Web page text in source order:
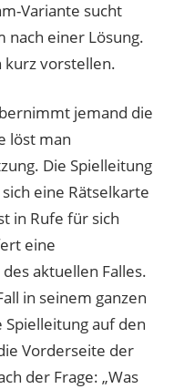
Variante sucht
nach einer Lösung.
kurz vorstellen.
jemand die
löst man
Die Spielleitung
eine Rätselkarte
in Rufe für sich
eine
aktuellen Falles.
in seinem ganzen
auf den
Vorderseite der
der Frage: „Was